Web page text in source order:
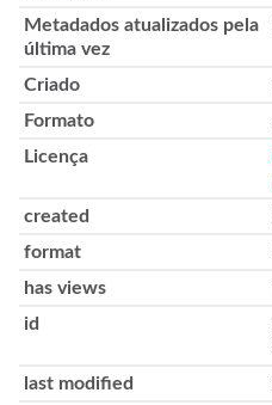
Metadados atualizados pela
última vez
Criado
Formato
Licença
created
format
has views
id
last modified